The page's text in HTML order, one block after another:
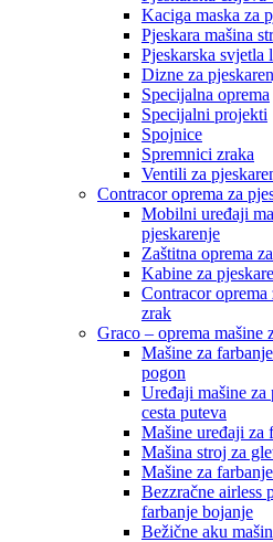
Kaciga maska za
Pjeskara mašina
Pjeskarska svjetla
Dizne za
Specijalna oprema
Specijalni projekti
Spojnice
Spremnici zraka
Ventili za
Contracor oprema za
Mobilni uređaji
pjeskarenje
Zaštitna oprema
Kabine za
Contracor
zrak
Graco – oprema mašine
Mašine za
pogon
Uređaji mašine
cesta puteva
Mašine uređaji za
Mašina stroj za
Mašine za
Bezzračne airless
farbanje bojanje
Bežične aku